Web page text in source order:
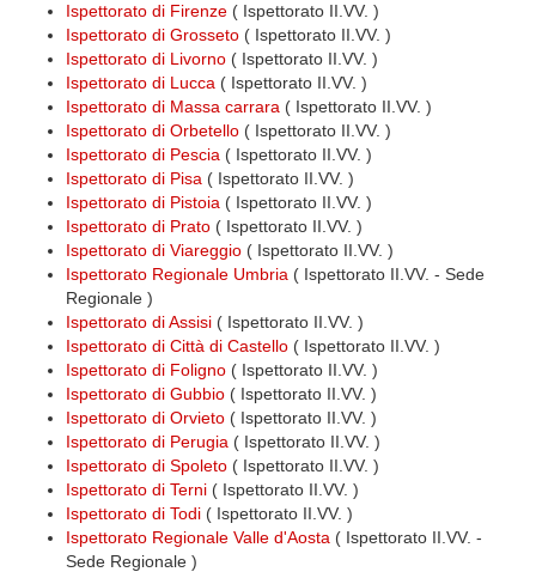
Ispettorato di Firenze ( Ispettorato II.VV. )
Ispettorato di Grosseto ( Ispettorato II.VV. )
Ispettorato di Livorno ( Ispettorato II.VV. )
Ispettorato di Lucca ( Ispettorato II.VV. )
Ispettorato di Massa carrara ( Ispettorato II.VV. )
Ispettorato di Orbetello ( Ispettorato II.VV. )
Ispettorato di Pescia ( Ispettorato II.VV. )
Ispettorato di Pisa ( Ispettorato II.VV. )
Ispettorato di Pistoia ( Ispettorato II.VV. )
Ispettorato di Prato ( Ispettorato II.VV. )
Ispettorato di Viareggio ( Ispettorato II.VV. )
Ispettorato Regionale Umbria ( Ispettorato II.VV. - Sede
Regionale )
Ispettorato di Assisi ( Ispettorato II.VV. )
Ispettorato di Città di Castello ( Ispettorato II.VV. )
Ispettorato di Foligno ( Ispettorato II.VV. )
Ispettorato di Gubbio ( Ispettorato II.VV. )
Ispettorato di Orvieto ( Ispettorato II.VV. )
Ispettorato di Perugia ( Ispettorato II.VV. )
Ispettorato di Spoleto ( Ispettorato II.VV. )
Ispettorato di Terni ( Ispettorato II.VV. )
Ispettorato di Todi ( Ispettorato II.VV. )
Ispettorato Regionale Valle d'Aosta ( Ispettorato II.VV. -
Sede Regionale )